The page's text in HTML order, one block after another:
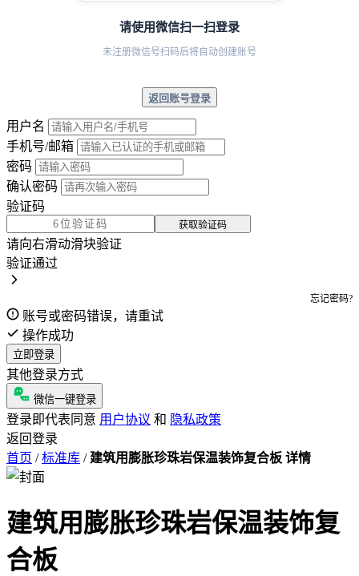
请使用微信扫一扫登录
未注册微信号扫码后将自动创建账号
返回账号登录
用户名
手机号/邮箱
密码
确认密码
验证码
获取验证码
请向右滑动滑块验证
验证通过
忘记密码?
账号或密码错误，请重试
操作成功
立即登录
其他登录方式
微信一键登录
登录即代表同意 用户协议 和 隐私政策
返回登录
首页 / 标准库 / 建筑用膨胀珍珠岩保温装饰复合板 详情
建筑用膨胀珍珠岩保温装饰复
合板